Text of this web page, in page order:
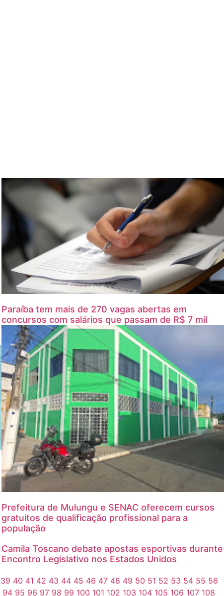
Paraíba tem mais de 270 vagas abertas em
concursos com salários que passam de R$ 7 mil
Prefeitura de Mulungu e SENAC oferecem cursos
gratuitos de qualificação profissional para a
população
Camila Toscano debate apostas esportivas durante
Encontro Legislativo nos Estados Unidos
39 40 41 42 43 44 45 46 47 48 49 50 51 52 53 54 55 56
94 95 96 97 98 99 100 101 102 103 104 105 106 107 108